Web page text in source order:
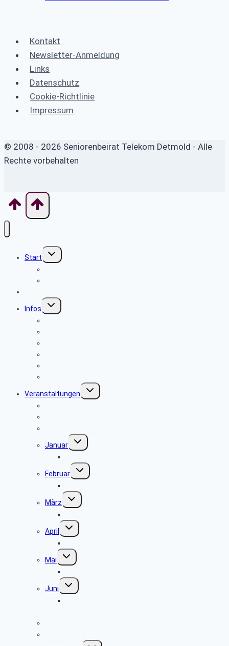
Kontakt
Newsletter-Anmeldung
Links
Datenschutz
Cookie-Richtlinie
Impressum
© 2008 - 2026 Seniorenbeirat Telekom Detmold - Alle
Rechte vorbehalten
Start
Untermenü
umschalten
Infos
Untermenü
umschalten
Veranstaltungen
Untermenü
umschalten
Januar
Untermenü
umschalten
Februar
Untermenü
umschalten
März
Untermenü
umschalten
April
Untermenü
umschalten
Mai
Untermenü
umschalten
Juni
Untermenü
umschalten
Untermenü